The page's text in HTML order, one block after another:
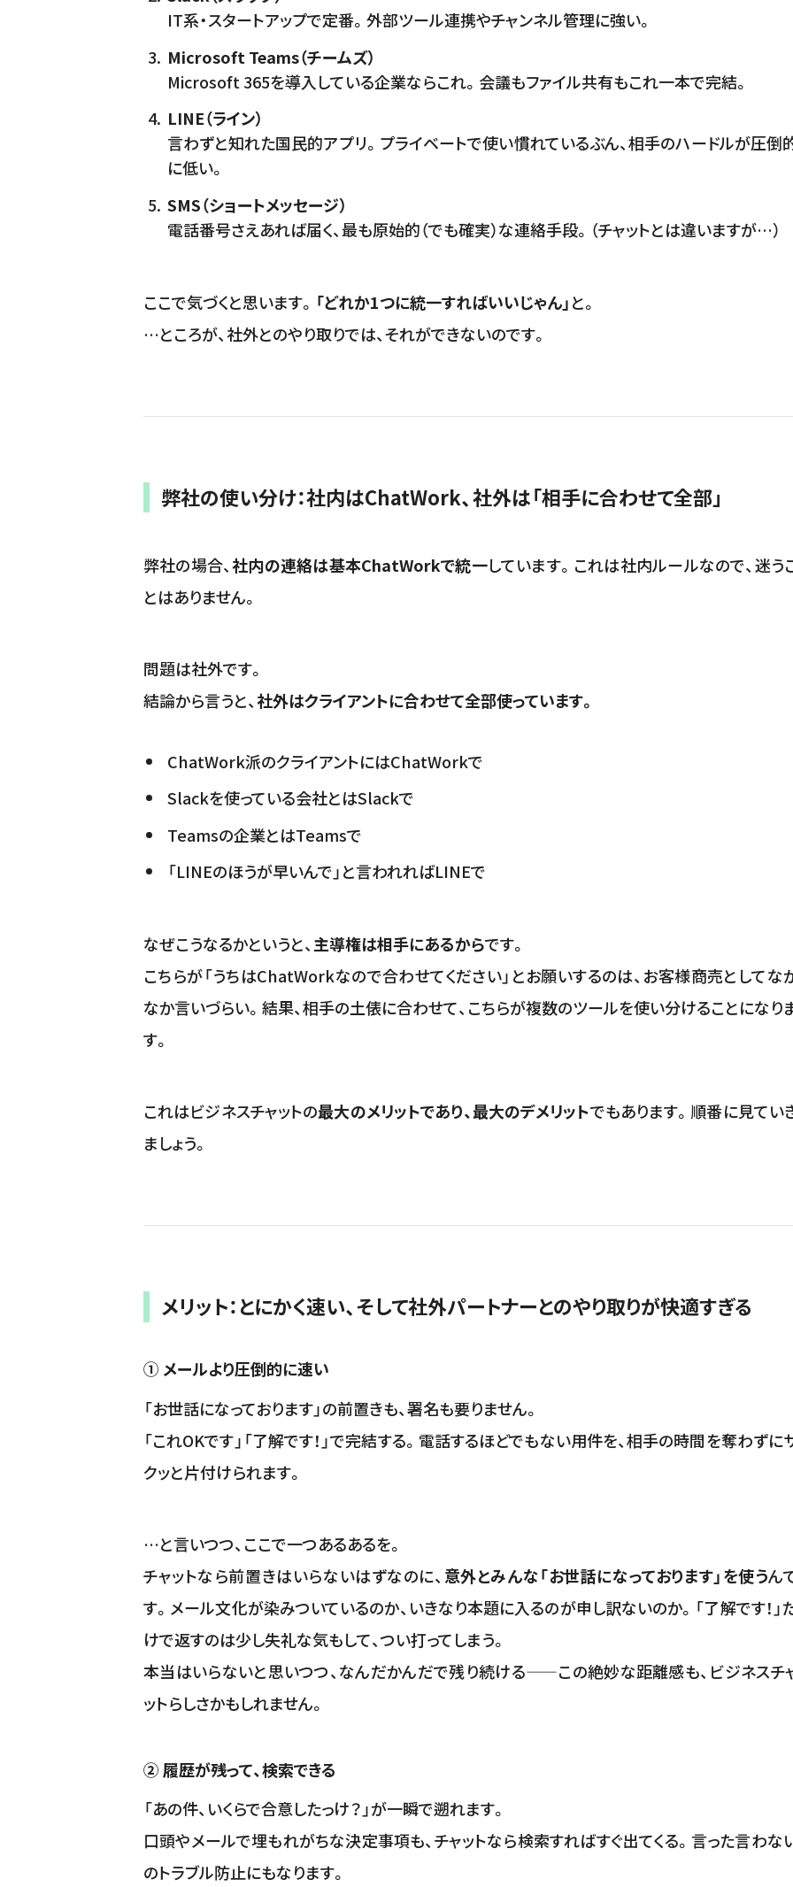
IT系・スタートアップで定番。外部ツール連携やチャンネル管理に強い。
Microsoft Teams（チームズ）
Microsoft 365を導入している企業ならこれ。会議もファイル共有もこれ一本で完結。
LINE（ライン）
言わずと知れた国民的アプリ。プライベートで使い慣れているぶん、相手のハードルが圧倒
に低い。
SMS（ショートメッセージ）
電話番号さえあれば届く、最も原始的（でも確実）な連絡手段。（チャットとは違いますが…）
ここで気づくと思います。 「どれか1つに統一すればいいじゃん」と。
…ところが、社外とのやり取りでは、それができないのです。
弊社の使い分け：社内はChatWork、社外は「相手に合わせて全部」
弊社の場合、社内の連絡は基本ChatWorkで統一しています。これは社内ルールなので、迷う
とはありません。
問題は社外です。
結論から言うと、社外はクライアントに合わせて全部使っています。
ChatWork派のクライアントにはChatWorkで
Slackを使っている会社とはSlackで
Teamsの企業とはTeamsで
「LINEのほうが早いんで」と言われればLINEで
なぜこうなるかというと、主導権は相手にあるからです。
こちらが「うちはChatWorkなので合わせてください」とお願いするのは、お客様商売としてな
なか言いづらい。結果、相手の土俵に合わせて、こちらが複数のツールを使い分けることになり
す。
これはビジネスチャットの最大のメリットであり、最大のデメリットでもあります。順番に見てい
ましょう。
メリット：とにかく速い、そして社外パートナーとのやり取りが快適すぎる
① メールより圧倒的に速い
「お世話になっております」の前置きも、署名も要りません。
「これOKです」「了解です！」で完結する。電話するほどでもない用件を、相手の時間を奪わずに
クッと片付けられます。
…と言いつつ、ここで一つあるあるを。
チャットなら前置きはいらないはずなのに、 意外とみんな「お世話になっております」を使うん
す。メール文化が染みついているのか、いきなり本題に入るのが申し訳ないのか。「了解です！」
けで返すのは少し失礼な気もして、つい打ってしまう。
本当はいらないと思いつつ、なんだかんだで残り続ける——この絶妙な距離感も、ビジネスチ
ットらしさかもしれません。
② 履歴が残って、検索できる
「あの件、いくらで合意したっけ？」が一瞬で遡れます。
口頭やメールで埋もれがちな決定事項も、チャットなら検索すればすぐ出てくる。言った言わな
のトラブル防止にもなります。